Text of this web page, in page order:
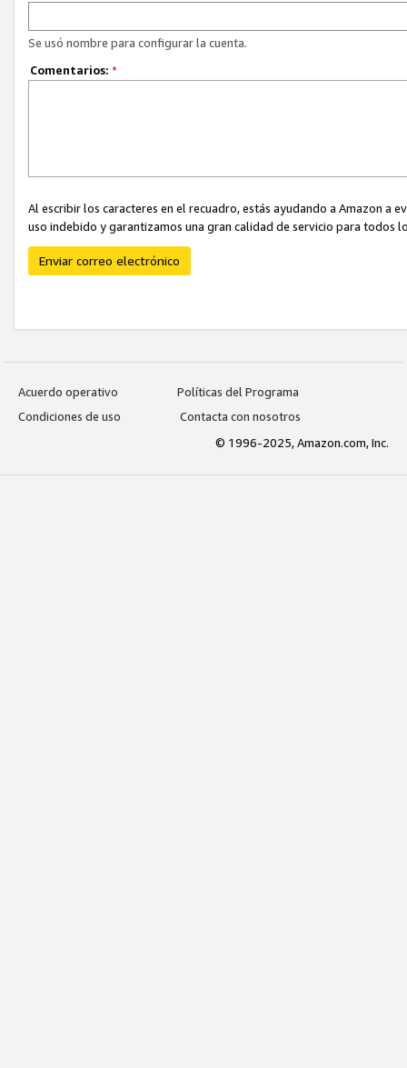
Se usó nombre para configurar la cuenta.
Comentarios: *
Al escribir los caracteres en el recuadro, estás ayudando a Amazon
uso indebido y garantizamos una gran calidad de servicio para todos
Enviar correo electrónico
Acuerdo operativo
Políticas del Programa
Condiciones de uso
Contacta con nosotros
© 1996-2025, Amazon.com, Inc.